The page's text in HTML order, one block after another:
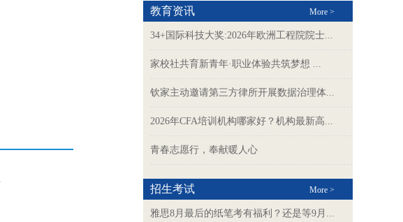
教育资讯 More >
34+国际科技大奖:2026年欧洲工程院院士...
家校社共育新青年·职业体验共筑梦想 ...
钦家主动邀请第三方律所开展数据治理体...
2026年CFA培训机构哪家好？机构最新高...
青春志愿行，奉献暖人心
招生考试 More >
雅思8月最后的纸笔考有福利？还是等9月...